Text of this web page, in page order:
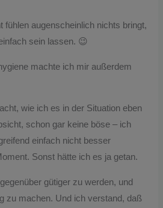
fühlen augenscheinlich nichts bringt,
sein lassen. 😉
machte ich mir außerdem
wie ich es in der Situation eben
schon gar keine böse – ich
einfach nicht besser
Sonst hätte ich es ja getan.
gütiger zu werden, und
zu machen. Und ich verstand, daß